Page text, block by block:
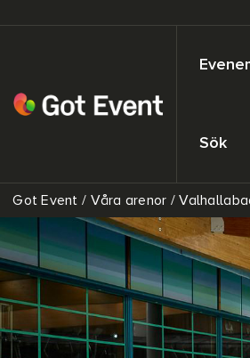
Sök
Got Event / Våra arenor /